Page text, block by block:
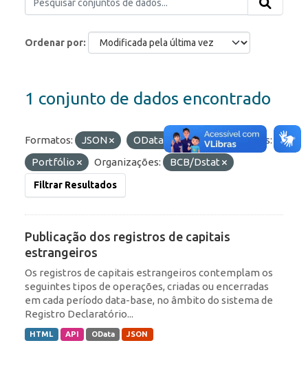
Ordenar por
1 conjunto de dados encontrado
Formatos: JSON OData API
Etiquetas:
Portfólio
Organizações: BCB/Dstat
Filtrar Resultados
Publicação dos registros de capitais
estrangeiros
Os registros de capitais estrangeiros contemplam os
seguintes tipos de operações, criadas ou encerradas
em cada período data-base, no âmbito do sistema de
Registro Declaratório...
HTML API OData JSON